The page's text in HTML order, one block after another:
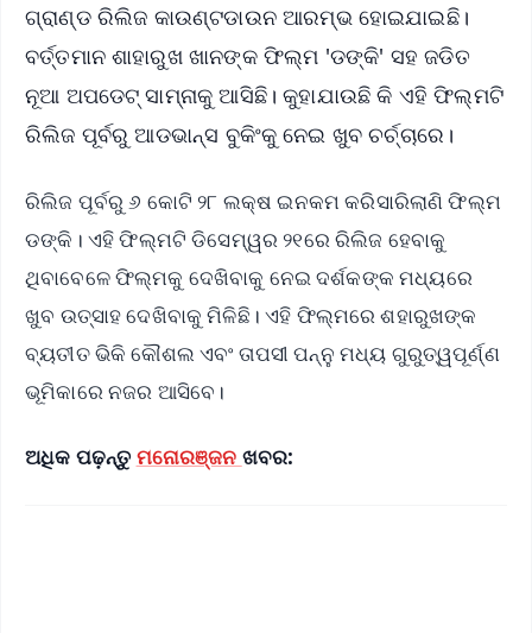
ଗ୍ରାଣ୍ଡ ରିଲିଜ କାଉଣ୍ଟଡାଉନ ଆରମ୍ଭ ହୋଇଯାଇଛି।
ବର୍ତ୍ତମାନ ଶାହାରୁଖ ଖାନଙ୍କ ଫିଲ୍ମ 'ଡଙ୍କି' ସହ ଜଡିତ
ନୂଆ ଅପଡେଟ୍‌ ସାମ୍ନାକୁ ଆସିଛି। କୁହାଯାଉଛି କି ଏହି ଫିଲ୍ମଟି
ରିଲିଜ ପୂର୍ବରୁ ଆଡଭାନ୍ସ ବୁକିଂକୁ ନେଇ ଖୁବ ଚର୍ଚ୍ଚାରେ।
ରିଲିଜ ପୂର୍ବରୁ ୬ କୋଟି ୨୮ ଲକ୍ଷ ଇନକମ କରିସାରିଲାଣି ଫିଲ୍ମ
ଡଙ୍କି। ଏହି ଫିଲ୍ମଟି ଡିସେମ୍ୱର ୨୧ରେ ରିଲିଜ ହେବାକୁ
ଥିବାବେଳେ ଫିଲ୍ମକୁ ଦେଖିବାକୁ ନେଇ ଦର୍ଶକଙ୍କ ମଧ୍ୟରେ
ଖୁବ ଉତ୍ସାହ ଦେଖିବାକୁ ମିଳିଛି। ଏହି ଫିଲ୍ମରେ ଶହାରୁଖଙ୍କ
ବ୍ୟତୀତ ଭିକି କୌଶଲ ଏବଂ ତାପସୀ ପନ୍ନୁ ମଧ୍ୟ ଗୁରୁତ୍ୱପୂର୍ଣ୍ଣ
ଭୂମିକାରେ ନଜର ଆସିବେ।
ଅଧିକ ପଢ଼ନ୍ତୁ ମନୋରଞ୍ଜନ ଖବର: